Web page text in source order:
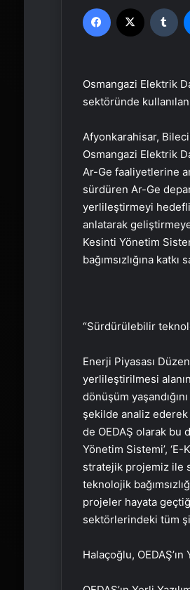
Facebook
Osmangazi Elektrik
sektöründe
Afyonkarahisar,
Osmangazi Elektrik
Ar-Ge faaliyetlerine
sürdüren Ar-Ge
yerlileştirmeyi
anlatarak
Kesinti Yönetim
bağımsızlığına
“Sürdürülebilir
Enerji Piyasası
yerlileştirilmesi
dönüşüm
şekilde analiz ederek
de OEDAŞ olarak bu
Yönetim Sistemi’,
stratejik projemiz ile
teknolojik
projeler hayata
sektörlerindeki tüm
Halaçoğlu,